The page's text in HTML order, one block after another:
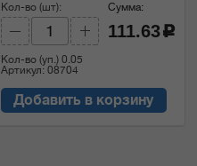
Кол-во (шт):
Кол-во (уп.) 0.05
Артикул: 08704
Сумма:
111.63 c
Добавить в корзину